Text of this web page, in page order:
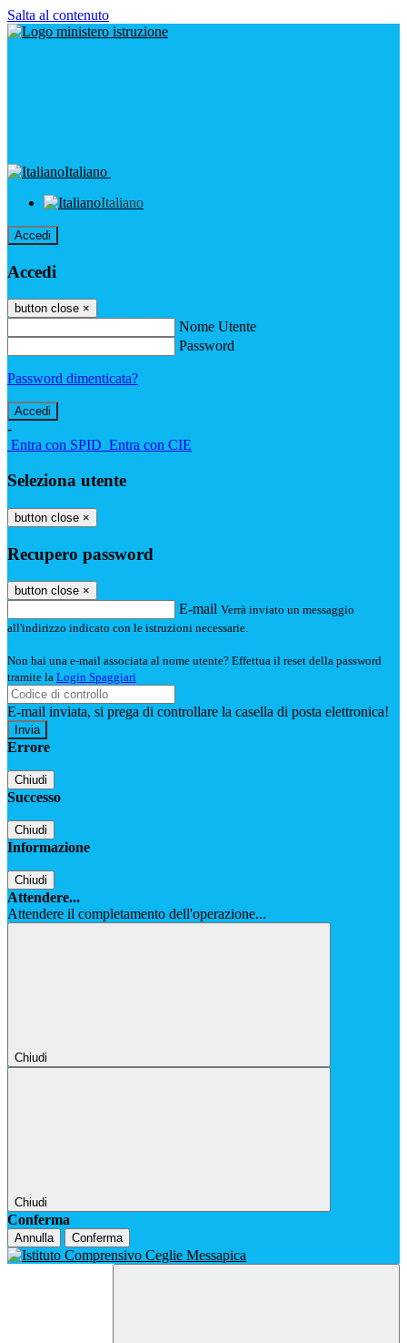
Salta al contenuto
Italiano
Italiano
Accedi
Accedi
button close ×
Nome Utente
Password
Password dimenticata?
-
Entra con SPID Entra con CIE
Seleziona utente
button close ×
Recupero password
button close ×
E-mail Verrà inviato un messaggio
all'indirizzo indicato con le istruzioni necessarie.
Non hai una e-mail associata al nome utente? Effettua il reset della password
tramite la Login Spaggiari
E-mail inviata, si prega di controllare la casella di posta elettronica!
Errore
Chiudi
Successo
Chiudi
Informazione
Chiudi
Attendere...
Attendere il completamento dell'operazione...
Chiudi
Chiudi
Conferma
Annulla Conferma